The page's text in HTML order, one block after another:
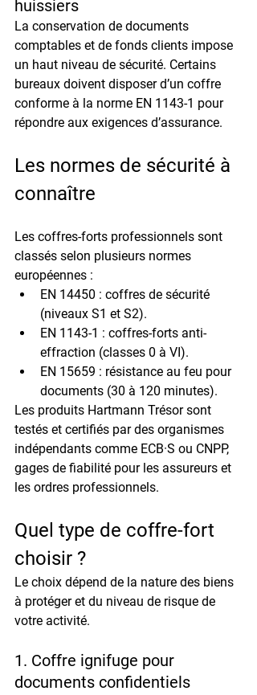
huissiers
La conservation de documents
comptables et de fonds clients impose
un haut niveau de sécurité. Certains
bureaux doivent disposer d’un coffre
conforme à la norme EN 1143-1 pour
répondre aux exigences d’assurance.
Les normes de sécurité à
connaître
Les coffres-forts professionnels sont
classés selon plusieurs normes
européennes :
EN 14450 : coffres de sécurité
(niveaux S1 et S2).
EN 1143-1 : coffres-forts anti-
effraction (classes 0 à VI).
EN 15659 : résistance au feu pour
documents (30 à 120 minutes).
Les produits Hartmann Trésor sont
testés et certifiés par des organismes
indépendants comme ECB·S ou CNPP,
gages de fiabilité pour les assureurs et
les ordres professionnels.
Quel type de coffre-fort
choisir ?
Le choix dépend de la nature des biens
à protéger et du niveau de risque de
votre activité.
1. Coffre ignifuge pour
documents confidentiels